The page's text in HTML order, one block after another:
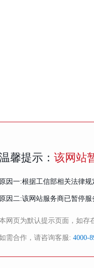
馨提示： 该网站
因一:根据工信部相关法律规
因二:该网站服务商已暂停服
网页为默认提示页面，如存
需合作，请咨询客服: 4000-